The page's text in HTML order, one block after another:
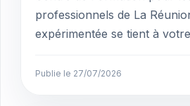
professionnels de La
expérimentée se tient à
formatio...
Publie le 27/07/2026